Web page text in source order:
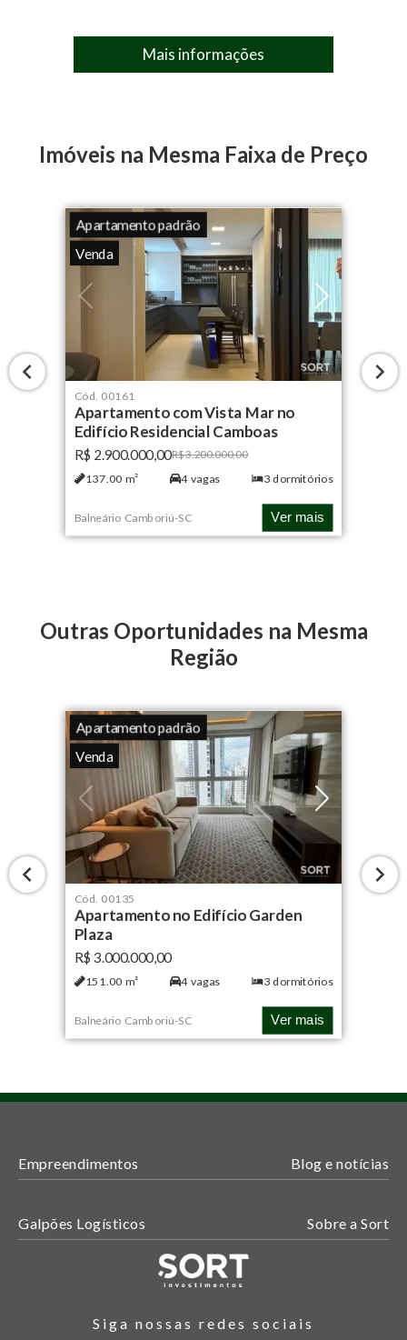
Mais informações
Imóveis na Mesma Faixa de Preço
Apartamento padrão
Venda
Cód. 00161
Apartamento com Vista Mar no
Edifício Residencial Camboas
R$ 2.900.000,00R$ 3.200.000,00
137.00 m² 4vagas 3 dormitórios
Balneário Camboriú-SC Ver mais
Outras Oportunidades na Mesma
Região
Apartamento padrão
Venda
Cód. 00135
Apartamento no Edifício Garden
Plaza
R$ 3.000.000,00
151.00 m² 4vagas 3 dormitórios
Balneário Camboriú-SC Ver mais
Empreendimentos Blog e notícias
Galpões Logísticos Sobre a Sort
Siga nossas redes sociais